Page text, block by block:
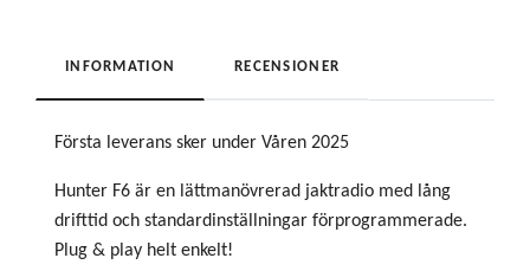
INFORMATION RECENSIONER
Första leverans sker under Våren 2025
Hunter F6 är en lättmanövrerad jaktradio med lång
drifttid och standardinställningar förprogrammerade.
Plug & play helt enkelt!